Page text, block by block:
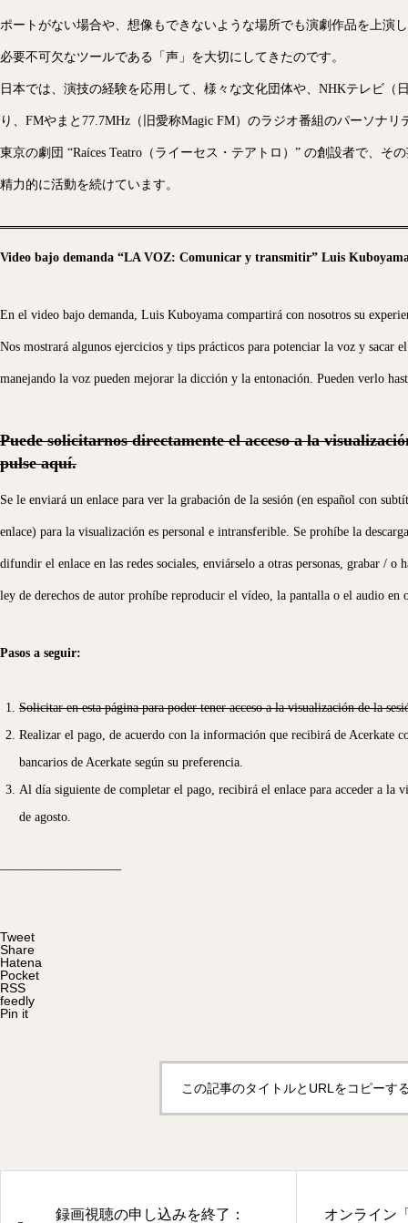
ポートがない場合や、想像もできないような場所でも演劇作品を上演
必要不可欠なツールである「声」を大切にしてきたのです。
日本では、演技の経験を応用して、様々な文化団体や、NHKテレビ（
り、FMやまと77.7MHz（旧愛称Magic FM）のラジオ番組のパーソナ
東京の劇団 “Raíces Teatro（ライーセス・テアトロ）” の創設者で、そ
精力的に活動を続けています。
Video bajo demanda “LA VOZ: Comunicar y transmitir” Luis
En el video bajo demanda, Luis Kuboyama compartirá con nosotros su
Nos mostrará algunos ejercicios y tips prácticos para potenciar la voz y sacar
manejando la voz pueden mejorar la dicción y la entonación. Pueden verlo
Puede solicitarnos directamente elacceso a la
pulseaquí.
Se le enviará un enlace para ver la grabación de la sesión (en español con
enlace) para la visualización es personal e intransferible. Se prohíbe la
difundir el enlace en las redes sociales, enviárselo a otras personas, grabar / o
ley de derechos de autor prohíbe reproducir el vídeo, la pantalla o el audio en
Pasos a seguir:
Solicitar en esta página para poder tener acceso a la visualización de la
Realizar el pago, de acuerdo con la información que recibirá de Acerkate
bancarios de Acerkate según su preferencia.
Al día siguiente de completar el pago, recibirá el enlace para acceder a la
de agosto.
—————————–
Tweet
Share
Hatena
Pocket
RSS
feedly
Pin it
この記事のタイトルとURLをコピーす
録画視聴の申し込みを終了：
オンライン